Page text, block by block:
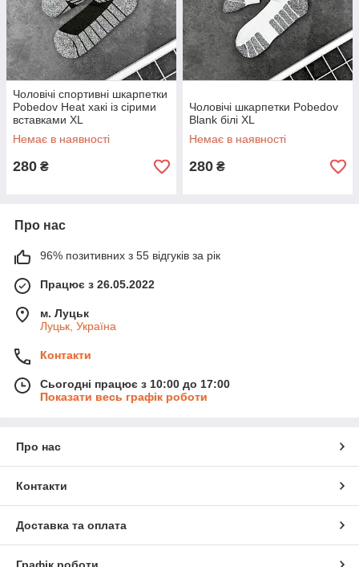
Чоловічі спортивні шкарпетки
Pobedov Heat хакі із сірими
вставками XL
Немає в наявності
280 ₴
Чоловічі шкарпетки Pobedov
Blank білі XL
Немає в наявності
280 ₴
Про нас
96% позитивних з 55 відгуків за рік
Працює з 26.05.2022
м. Луцьк
Луцьк, Україна
Контакти
Сьогодні працює з 10:00 до 17:00
Показати весь графік роботи
Про нас
Контакти
Доставка та оплата